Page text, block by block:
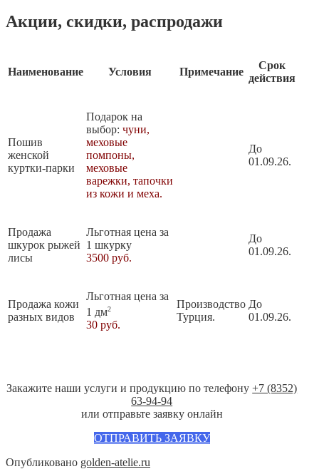
Акции, скидки, распродажи
Наименование Условия Примечание
Срок
действия
Пошив
женской
куртки-парки
Подарок на
выбор: чуни,
меховые
помпоны,
меховые
варежки, тапочки
из кожи и меха.
До
01.09.26.
Продажа
шкурок рыжей
лисы
Льготная цена за
1 шкурку
3500 руб.
До
01.09.26.
Продажа кожи
разных видов
Льготная цена за
1 дм2
30 руб.
Производство
Турция.
До
01.09.26.
Закажите наши услуги и продукцию по телефону+7 (8352)
63-94-94
или отправьте заявку онлайн
ОТПРАВИТЬ ЗАЯВКУ
Опубликовано golden-atelie.ru